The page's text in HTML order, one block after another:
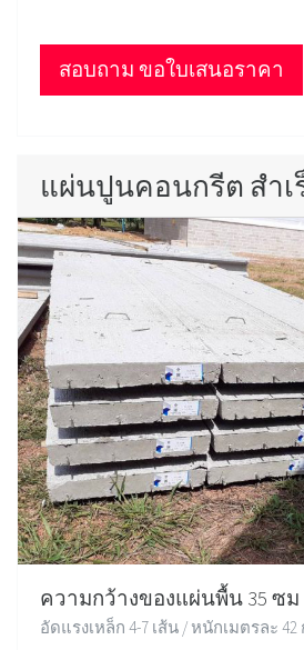
สอบถาม ขอใบเสนอราคา
แผ่นปูนคอนกรีต สำเ
ความกว้างของแผ่นพื้น 35 ซม
อัดแรงเหล็ก 4-7 เส้น / หนักเมตรละ 42